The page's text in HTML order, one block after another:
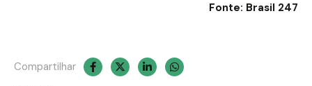
Fonte: Brasil 247
Compartilhar